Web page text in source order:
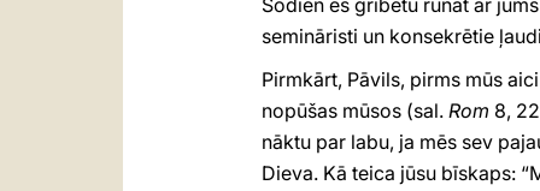
Šodien es gribētu runāt ar
semināristi un konsekrētie
Pirmkārt, Pāvils, pirms mūs
nopūšas mūsos (sal. Rom 8,
nāktu par labu, ja mēs sev
Dieva. Kā teica jūsu bīskaps: